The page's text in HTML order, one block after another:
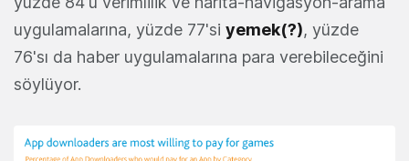
uygulamalarına, yüzde 77'si yemek(?), yüzde
76'sı da haber uygulamalarına para verebileceğini
söylüyor.